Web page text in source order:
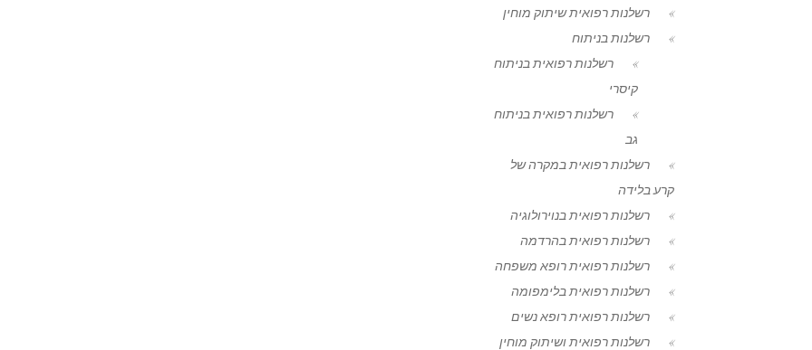
רשלנות רפואית שיתוק מוחין
רשלנות בניתוח
רשלנות רפואית בניתוח
קיסרי
רשלנות רפואית בניתוח
גב
רשלנות רפואית במקרה של
קרע בלידה
רשלנות רפואית בנוירולוגיה
רשלנות רפואית בהרדמה
רשלנות רפואית רופא משפחה
רשלנות רפואית בלימפומה
רשלנות רפואית רופא נשים
רשלנות רפואית ושיתוק מוחין